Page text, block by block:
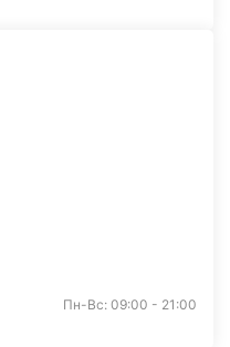
Пн-Вс: 09:00 - 21:00